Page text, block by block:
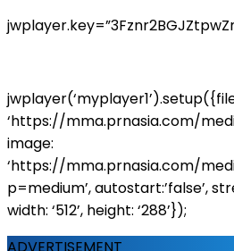
‘https://mma.prnasia.com/
image:
‘https://mma.prnasia.com/
p=medium’, autostart:’false’,
width: ‘512’, height: ‘288’});
ADVERTISEMENT